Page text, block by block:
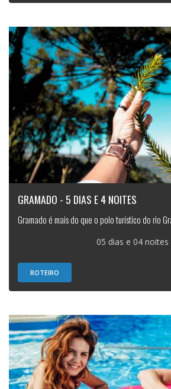
GRAMADO - 5 DIAS E 4 NOITES
Gramado é mais do que o polo turístico do rio
05 dias e 04 noites
ROTEIRO